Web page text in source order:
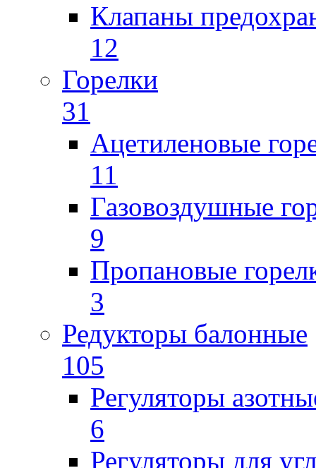
Клапаны
12
Горелки
31
Ацетиленовые
11
Газовоздушные
9
Пропановые
3
Редукторы балонные
105
Регуляторы
6
Регуляторы для